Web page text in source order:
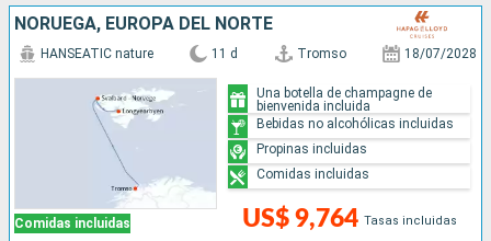
NORUEGA, EUROPA DEL NORTE
Comidas incluidas
HANSEATIC nature 11 d Tromso 18/07/2028
US$ 9,764 Tasas incluidas
Una botella de champagne de
bienvenida incluida
Bebidas no alcohólicas incluidas
Propinas incluidas
Comidas incluidas